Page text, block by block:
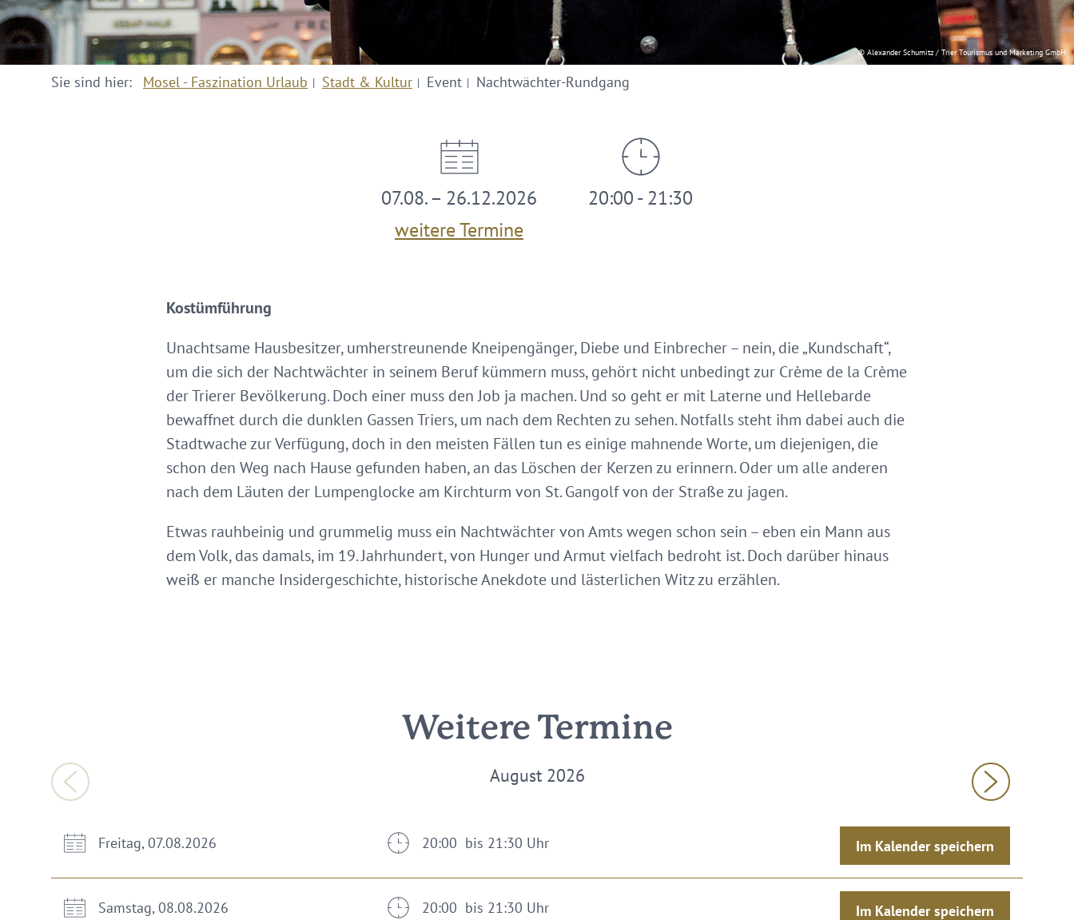
© Alexander Schumitz / Trier Tourismus und Marketing GmbH
Sie sind hier: Mosel - Faszination Urlaub Stadt & Kultur Event Nachtwächter-Rundgang
07.08. – 26.12.2026
weitere Termine
20:00 - 21:30
Kostümführung
Unachtsame Hausbesitzer, umherstreunende Kneipengänger, Diebe und Einbrecher – nein, die „Kundschaft“,
um die sich der Nachtwächter in seinem Beruf kümmern muss, gehört nicht unbedingt zur Crème de la Crème
der Trierer Bevölkerung. Doch einer muss den Job ja machen. Und so geht er mit Laterne und Hellebarde
bewaffnet durch die dunklen Gassen Triers, um nach dem Rechten zu sehen. Notfalls steht ihm dabei auch die
Stadtwache zur Verfügung, doch in den meisten Fällen tun es einige mahnende Worte, um diejenigen, die
schon den Weg nach Hause gefunden haben, an das Löschen der Kerzen zu erinnern. Oder um alle anderen
nach dem Läuten der Lumpenglocke am Kirchturm von St. Gangolf von der Straße zu jagen.
Etwas rauhbeinig und grummelig muss ein Nachtwächter von Amts wegen schon sein – eben ein Mann aus
dem Volk, das damals, im 19. Jahrhundert, von Hunger und Armut vielfach bedroht ist. Doch darüber hinaus
weiß er manche Insidergeschichte, historische Anekdote und lästerlichen Witz zu erzählen.
Weitere Termine
August 2026
Freitag, 07.08.2026 20:00 bis 21:30 Uhr Im Kalender speichern
Samstag, 08.08.2026 20:00 bis 21:30 Uhr Im Kalender speichern